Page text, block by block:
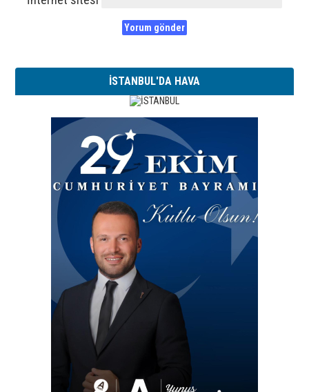
İSTANBUL'DA HAVA